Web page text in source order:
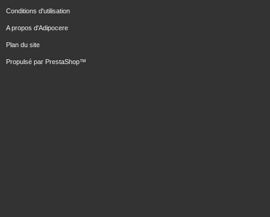
Conditions d'utilisation
A propos d'Adipocere
Plan du site
Propulsé par PrestaShop™